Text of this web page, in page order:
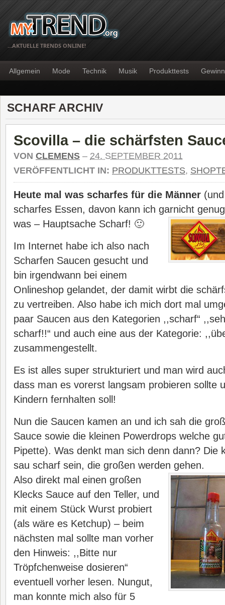
…AKTUELLE TRENDS ONLINE!
Allgemein Mode Technik Musik Produkttests
SCHARF ARCHIV
Scovilla – die schärfsten
VON CLEMENS – 24. SEPTEMBER 2011
VERÖFFENTLICHT IN: PRODUKTTESTS,
Heute mal was scharfes für die Männer
scharfes Essen, davon kann ich garnicht
was – Hauptsache Scharf! 🙂
Im Internet habe ich also nach
Scharfen Saucen gesucht und
bin irgendwann bei einem
Onlineshop gelandet, der damit wirbt die
zu vertreiben. Also habe ich mich dort mal
paar Saucen aus den Kategorien ,,scharf“
scharf!!“ und auch eine aus der Kategorie:
zusammengestellt.
Es ist alles super strukturiert und man wird
dass man es vorerst langsam probieren sollte
Kindern fernhalten soll!
Nun die Saucen kamen an und ich sah die
Sauce sowie die kleinen Powerdrops welche
Pipette). Was denkt man sich denn dann? Die
sau scharf sein, die großen werden gehen.
Also direkt mal einen großen
Klecks Sauce auf den Teller, und
mit einem Stück Wurst probiert
(als wäre es Ketchup) – beim
nächsten mal sollte man vorher
den Hinweis: ,,Bitte nur
Tröpfchenweise dosieren“
eventuell vorher lesen. Nungut,
man konnte mich also für 5